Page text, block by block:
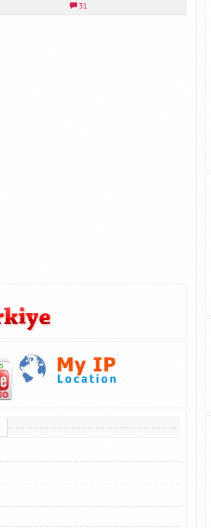
31